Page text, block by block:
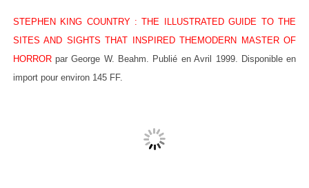
STEPHEN KING COUNTRY : THE ILLUSTRATED GUIDE TO THE
SITES AND SIGHTS THAT INSPIRED THEMODERN MASTER OF
HORRORpar George W. Beahm. Publié en Avril 1999. Disponible en
import pour environ 145 FF.